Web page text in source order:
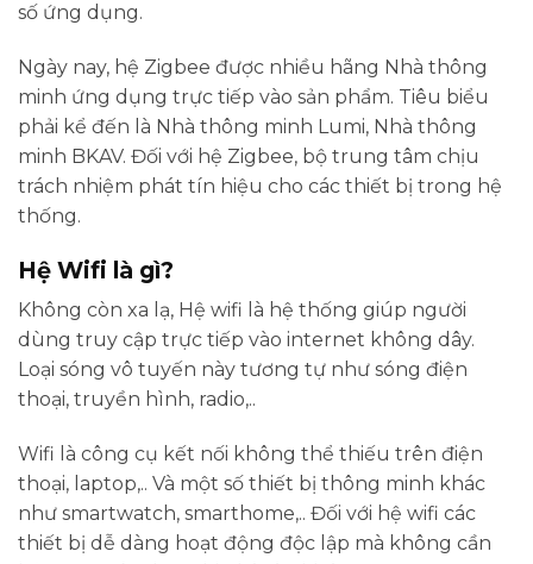
số ứng dụng.
Ngày nay, hệ Zigbee được nhiều hãng Nhà thông
minh ứng dụng trực tiếp vào sản phẩm. Tiêu biểu
phải kể đến là Nhà thông minh Lumi, Nhà thông
minh BKAV. Đối với hệ Zigbee, bộ trung tâm chịu
trách nhiệm phát tín hiệu cho các thiết bị trong hệ
thống.
Hệ Wifi là gì?
Không còn xa lạ, Hệ wifi là hệ thống giúp người
dùng truy cập trực tiếp vào internet không dây.
Loại sóng vô tuyến này tương tự như sóng điện
thoại, truyền hình, radio,..
Wifi là công cụ kết nối không thể thiếu trên điện
thoại, laptop,.. Và một số thiết bị thông minh khác
như smartwatch, smarthome,.. Đối với hệ wifi các
thiết bị dễ dàng hoạt động độc lập mà không cần